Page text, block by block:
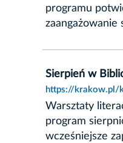
programu
zaangażowanie
Sierpień w
https://krakow.pl/
Warsztaty
program
wcześniejsze